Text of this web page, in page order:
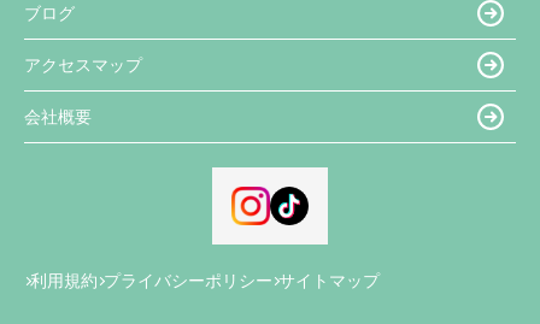
ブログ
アクセスマップ
会社概要
利用規約 プライバシーポリシー サイトマップ